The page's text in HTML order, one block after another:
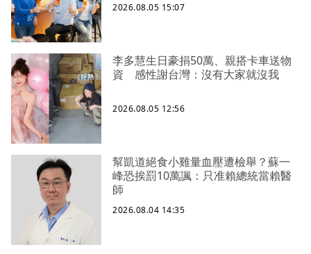
2026.08.05 15:07
李多慧生日豪捐50萬、親搭卡車送物
資 感性謝台灣：沒有大家就沒我
2026.08.05 12:56
幫凱道絕食小雞量血壓遭檢舉？蘇一
峰恐挨罰10萬諷：只准賴總統當賴醫
師
2026.08.04 14:35